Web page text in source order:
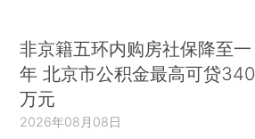
非京籍五环内购房社保降至一
年 北京市公积金最高可贷340
万元
2026年08月08日